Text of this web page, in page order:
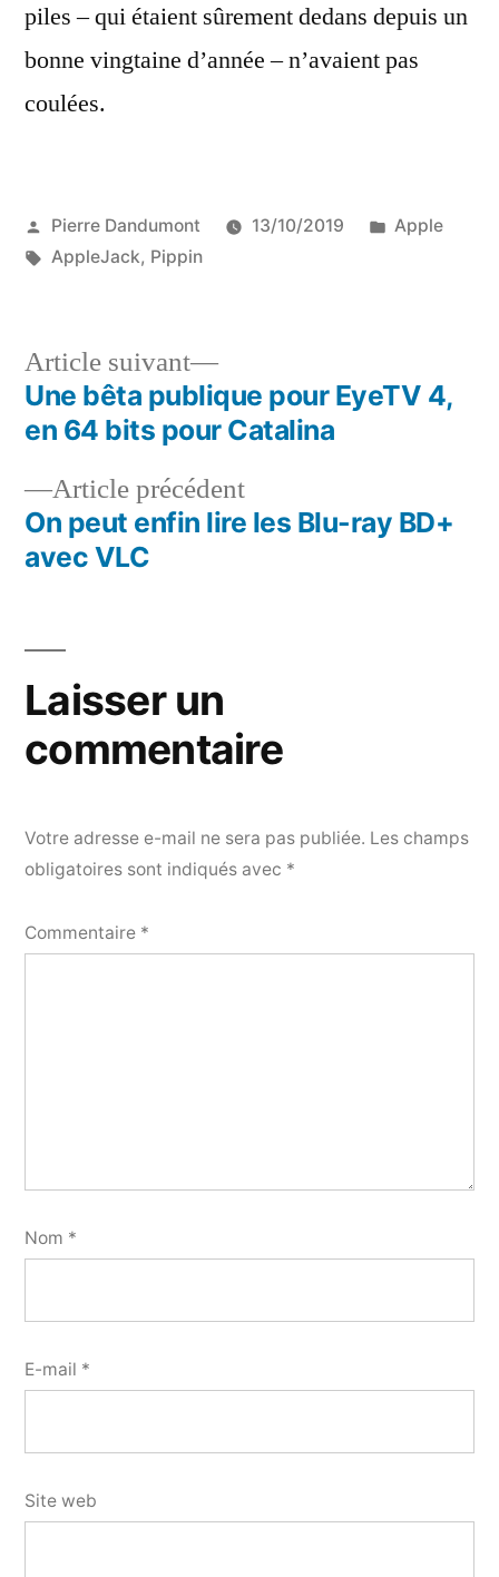
piles – qui étaient sûrement dedans depuis un
bonne vingtaine d’année – n’avaient pas
coulées.
Publié
par
Pierre Dandumont 13/10/2019
Publié
Apple
Étiquettes :
AppleJack, Pippin
Navigation
l’article
Article précédentArticle
précédent :
On peut enfin lire les Blu-ray BD+
avec VLC
Article suivant
Article
suivant :
Une bêta publique pour EyeTV 4,
en 64 bits pour Catalina
Laisser un
commentaire
Votre adresse e-mail ne sera pas publiée. Les champs
obligatoires sont indiqués avec *
Commentaire *
Nom *
E-mail *
Site web